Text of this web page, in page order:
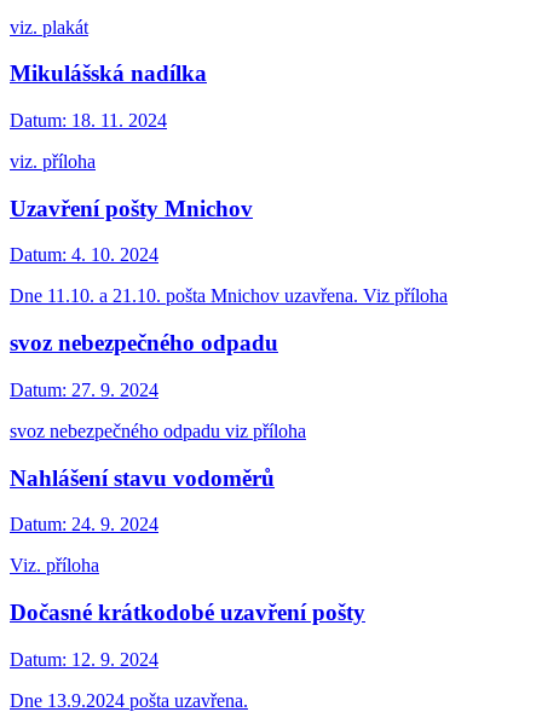
viz. plakát
Mikulášská nadílka
Datum: 18. 11. 2024
viz. příloha
Uzavření pošty Mnichov
Datum: 4. 10. 2024
Dne 11.10. a 21.10. pošta Mnichov uzavřena. Viz příloha
svoz nebezpečného odpadu
Datum: 27. 9. 2024
svoz nebezpečného odpadu viz příloha
Nahlášení stavu vodoměrů
Datum: 24. 9. 2024
Viz. příloha
Dočasné krátkodobé uzavření pošty
Datum: 12. 9. 2024
Dne 13.9.2024 pošta uzavřena.